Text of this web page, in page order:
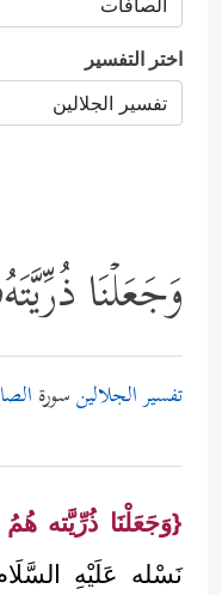
اختر التفسير
وَجَعَلۡنَا
تفسير الجلالينسورة
{وَجَعَلْنَا ذُرِّيَّته هُمُ
نَسْله عَلَيْهِ